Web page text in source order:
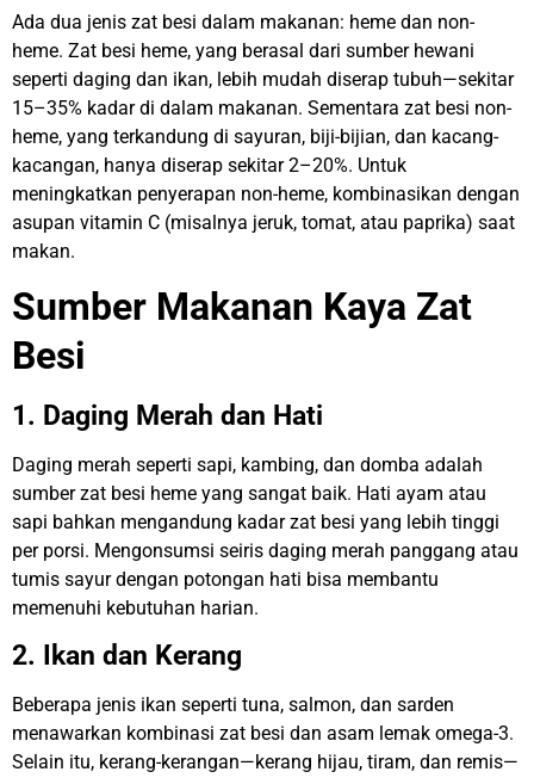
Ada dua jenis zat besi dalam makanan: heme dan non-
heme. Zat besi heme, yang berasal dari sumber hewani
seperti daging dan ikan, lebih mudah diserap tubuh—sekitar
15–35% kadar di dalam makanan. Sementara zat besi non-
heme, yang terkandung di sayuran, biji-bijian, dan kacang-
kacangan, hanya diserap sekitar 2–20%. Untuk
meningkatkan penyerapan non-heme, kombinasikan dengan
asupan vitamin C (misalnya jeruk, tomat, atau paprika) saat
makan.
Sumber Makanan Kaya Zat
Besi
1. Daging Merah dan Hati
Daging merah seperti sapi, kambing, dan domba adalah
sumber zat besi heme yang sangat baik. Hati ayam atau
sapi bahkan mengandung kadar zat besi yang lebih tinggi
per porsi. Mengonsumsi seiris daging merah panggang atau
tumis sayur dengan potongan hati bisa membantu
memenuhi kebutuhan harian.
2. Ikan dan Kerang
Beberapa jenis ikan seperti tuna, salmon, dan sarden
menawarkan kombinasi zat besi dan asam lemak omega-3.
Selain itu, kerang-kerangan—kerang hijau, tiram, dan remis—